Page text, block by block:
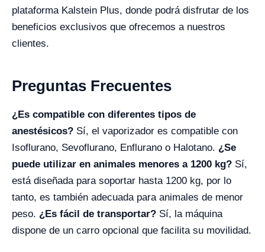
plataforma Kalstein Plus, donde podrá disfrutar de los
beneficios exclusivos que ofrecemos a nuestros
clientes.
Preguntas Frecuentes
¿Es compatible con diferentes tipos de
anestésicos? Sí, el vaporizador es compatible con
Isoflurano, Sevoflurano, Enflurano o Halotano. ¿Se
puede utilizar en animales menores a 1200 kg? Sí,
está diseñada para soportar hasta 1200 kg, por lo
tanto, es también adecuada para animales de menor
peso. ¿Es fácil de transportar? Sí, la máquina
dispone de un carro opcional que facilita su movilidad.